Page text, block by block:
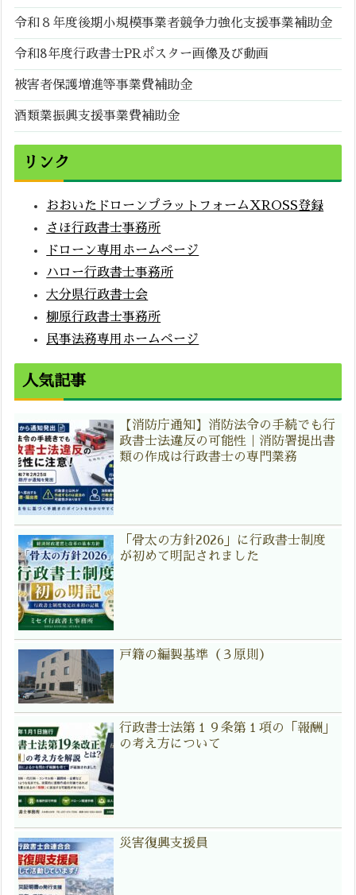
令和８年度後期小規模事業者競争力強化支援事業補助金
令和8年度行政書士PRポスター画像及び動画
被害者保護増進等事業費補助金
酒類業振興支援事業費補助金
リンク
おおいたドローンプラットフォームXROSS登録
さほ行政書士事務所
ドローン専用ホームページ
ハロー行政書士事務所
大分県行政書士会
柳原行政書士事務所
民事法務専用ホームページ
人気記事
【消防庁通知】消防法令の手続でも行
政書士法違反の可能性｜消防署提出書
類の作成は行政書士の専門業務
「骨太の方針2026」に行政書士制度
が初めて明記されました
戸籍の編製基準（３原則）
行政書士法第１９条第１項の「報酬」
の考え方について
災害復興支援員